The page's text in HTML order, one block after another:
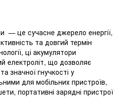
— це сучасне джерело енергії,
та довгий термін
ці акумулятори
електроліт, що дозволяє
значної гнучкості у
для мобільних пристроїв,
портативні зарядні пристрої